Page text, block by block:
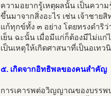
ความอยากรู้เหตุผลนั้น เป็นควา
ขึ้นมาจากสิ่งอะไร เช่น เจ้าชาย
แก้ทุกข์ทั้ง ๓ อย่าง โดยทรงดำริ
เย็น ฉะนั้น เมื่อมีแก่ก็ต้องมีไม่แก่
เป็นเหตุให้เกิดศาสนาที่เป็นอเทว
๕. เกิดจากอิทธิพลของคนสำคัญ
การเคารพต่อวิญญาณของบรร